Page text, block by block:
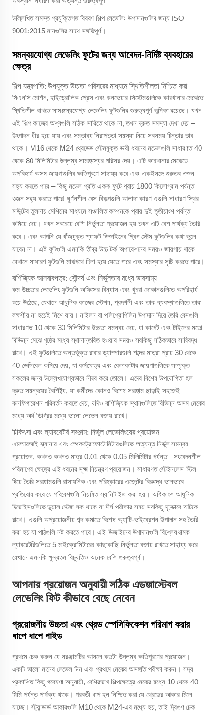
উল্লিখিত সমস্ত প্রযুক্তিগত বিবরণ শিল্প লেভেলিং উপাদানগুলির জন্য ISO
9001:2015 মানগুলির সাথে সঙ্গতিপূর্ণ।
সমন্বয়যোগ্য লেভেলিং ফুটের জন্য আবেদন-নির্দিষ্ট ব্যবহারের
ক্ষেত্র
শিল্প যন্ত্রপাতি: উপযুক্ত উচ্চতা পরিসরের মাধ্যমে স্থিতিশীলতা নিশ্চিত করা
সিএনসি মেশিন, হাইড্রোলিক প্রেস এবং কনভেয়ার সিস্টেমগুলিকে কারখানার মেঝেতে
স্থিতিশীল রাখতে সামঞ্জস্যযোগ্য লেভেলিং ফুটগুলির গুরুত্বপূর্ণ ভূমিকা রয়েছে। যখন
এই শিল্প কাজের অশ্বগুলি সঠিক সারিতে থাকে না, তখন দ্রুত সমস্যা দেখা দেয় –
উৎপাদন ধীর হয়ে যায় এবং সম্ভাব্য নিরাপত্তা সমস্যা নিয়ে সবসময় চিন্তার ভাব
থাকে। M16 থেকে M24 থ্রেডেড স্টেমযুক্ত ভারী ধরনের মডেলগুলি সাধারণত 40
থেকে 80 মিলিমিটার উল্লম্ব সামঞ্জস্যের পরিসর দেয়। এটি কারখানার মেঝেতে
অপরিহার্য অসম জায়গাগুলির ক্ষতিপূরণে সাহায্য করে এবং একইসঙ্গে গুরুতর ওজন
সহ্য করতে পারে – কিছু মডেল প্রতি একক ফুটে প্রায় 1800 কিলোগ্রাম পর্যন্ত
ওজন সহ্য করতে পারে! ঘূর্ণনশীল বেস বিকল্পগুলি আলাদা কারণ এগুলি সাধারণ স্থির
মাউন্টের তুলনায় মেশিনের মাধ্যমে সঞ্চালিত কম্পনকে প্রায় দুই তৃতীয়াংশ পর্যন্ত
কমিয়ে দেয়। যখন সবচেয়ে বেশি নির্ভুলতা প্রয়োজন হয় তখন এটি বেশ পার্থক্য তৈরি
করে। এবং আপনি যে খাঁজযুক্ত শ্যাফট ডিজাইনের গ্রিপ স্টেম ফুটগুলির কথা ভুলে
যাবেন না। এই ফুটগুলি এমনকি তীব্র উচ্চ টর্ক অপারেশনের সময়ও জায়গায় থাকে
যেখানে সাধারণ ফুটগুলি মাঝপথে ঢিলা হয়ে যেতে পারে এবং সমস্যার সৃষ্টি করতে পারে।
বাণিজ্যিক আসবাবপত্র: সৌন্দর্য এবং নির্ভুলতার মধ্যে ভারসাম্য
কম উচ্চতার লেভেলিং ফুটগুলি অফিসের বিন্যাস এবং খুচরা দোকানগুলিতে অপরিহার্য
হয়ে উঠেছে, যেখানে আধুনিক কাজের স্টেশন, প্রদর্শনী এবং তাক ব্যবস্থাগুলিতে তারা
লক্ষণীয় না হয়েই মিশে যায়। নাইলন বা পলিপ্রোপিলিন উপাদান দিয়ে তৈরি বেসগুলি
সাধারণত 10 থেকে 30 মিলিমিটার উচ্চতা সমন্বয় দেয়, যা কার্পেট এবং টাইলের মতো
বিভিন্ন মেঝে পৃষ্ঠের মধ্যে স্থানান্তরিত হওয়ার সময়ও সবকিছু সঠিকভাবে সারিবদ্ধ
রাখে। এই ফুটগুলিতে অন্তর্ভুক্ত রাবার ড্যাম্পারগুলি শব্দের মাত্রা প্রায় 30 থেকে
40 ডেসিবেল কমিয়ে দেয়, যা কর্মক্ষেত্র এবং কেনাকাটার জায়গাগুলিকে সম্পৃক্ত
সকলের জন্য উল্লেখযোগ্যভাবে নীরব করে তোলে। এদের বিশেষ উপযোগিতা হল
দ্রুত সমন্বয়ের বৈশিষ্ট্য, যা কর্মীদের কোনও বিশেষ সরঞ্জাম ছাড়াই সহজেই
কনফিগারেশন পরিবর্তন করতে দেয়, যদিও বাণিজ্যিক স্থানগুলিতে বিভিন্ন অসম মেঝের
মধ্যে অর্ধ ডিগ্রির মধ্যে ভালো লেভেল বজায় রাখে।
চিকিৎসা এবং ল্যাবরেটরি সরঞ্জাম: নির্ভুল লেভেলিংয়ের প্রয়োজন
এমআরআই স্ক্যানার এবং স্পেকট্রোফোটোমিটারগুলিতে অত্যন্ত নির্ভুল সমন্বয়
প্রয়োজন, কখনও কখনও মাত্র 0.01 থেকে 0.05 মিলিমিটার পর্যন্ত। সংবেদনশীল
পরিমাপের ক্ষেত্রে এই ধরনের সূক্ষ্ম নিয়ন্ত্রণ প্রয়োজন। সাধারণত স্টেইনলেস স্টিল
দিয়ে তৈরি সরঞ্জামগুলি রাসায়নিক এবং পরিষ্কারের এজেন্টের বিরুদ্ধে ভালভাবে
প্রতিরোধ করে যে পরিবেশগুলি নিয়মিত স্যানিটাইজ করা হয়। অধিকাংশ আধুনিক
ডিভাইসগুলিতে ডুয়াল স্টেজ লক থাকে যা দীর্ঘ পরীক্ষার সময় সবকিছু দৃঢ়ভাবে আটকে
রাখে। এগুলি অপ্রয়োজনীয় শব্দ কমাতে বিশেষ অ্যান্টি-ভাইব্রেশন উপাদান সহ তৈরি
করা হয় যা পাঠগুলি নষ্ট করতে পারে। এই ডিজাইনের উপাদানগুলি বিশ্লেষণাত্মক
ল্যাবরেটরিগুলিতে 5 মাইক্রোমিটারের কাছাকাছি নির্ভুলতা বজায় রাখতে সাহায্য করে
যেখানে এমনকি ক্ষুদ্রতম বিচ্যুতিও অনেক বেশি গুরুত্বপূর্ণ।
আপনার প্রয়োজন অনুযায়ী সঠিক এডজাস্টেবল
লেভেলিং ফিট কীভাবে বেছে নেবেন
প্রয়োজনীয় উচ্চতা এবং থ্রেড স্পেসিফিকেশন পরিমাপ করার
ধাপে ধাপে গাইড
প্রথমে চেক করুন যে সরঞ্জামটির আসলে কতটা উল্লম্ব ক্ষতিপূরণের প্রয়োজন।
একটি ভালো মানের লেভেল নিন এবং প্রথমে মেঝের অসঙ্গতি পরীক্ষা করুন। সদ্য
প্রকাশিত কিছু গবেষণা অনুযায়ী, বেশিরভাগ শিল্পক্ষেত্রে মেঝের মধ্যে 10 থেকে 40
মিমি পর্যন্ত পার্থক্য থাকে। পরবর্তী ধাপ হল নিশ্চিত করা যে থ্রেডের আকার মিলে
যাচ্ছে। স্ট্যান্ডার্ড আকারগুলি M10 থেকে M24-এর মধ্যে হয়, তাই দ্বিগুণ চেক